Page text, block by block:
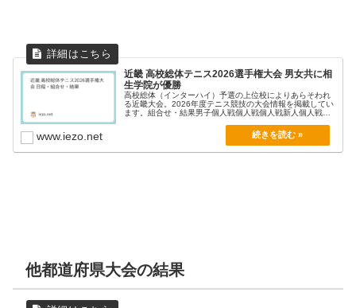
近畿 高校総体テニス2026選手権大会 男女共に相
生学院が優勝
高校総体（インターハイ）予選の上位校によりあらそわれ
る近畿大会。2026年度テニス競技の大会情報を掲載してい
ます。組合せ・結果男子個人戦個人戦個人戦新人個人戦
www.iezo.net
他都道府県大会の結果